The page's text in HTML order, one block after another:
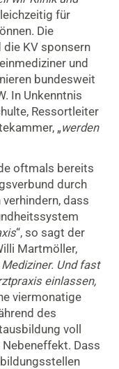
für
Die
KV sponsern
und
bundesweit
In Unkenntnis
Ressortleiter
„werden
oftmals bereits
durch
dass
“, so sagt der
Martmöller,
Und fast
einlassen,
viermonatige
des
voll
Dass